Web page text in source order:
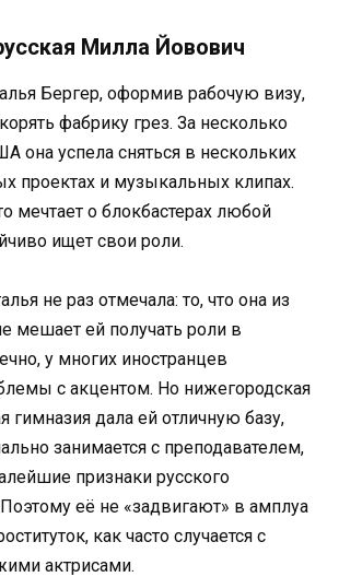
Милла Йовович
Бергер, оформив рабочую визу,
фабрику грез. За несколько
она успела сняться в нескольких
проектах и музыкальных клипах.
мечтает о блокбастерах любой
ищет свои роли.
не раз отмечала: то, что она из
мешает ей получать роли в
у многих иностранцев
с акцентом. Но нижегородская
гимназия дала ей отличную базу,
занимается с преподавателем,
признаки русского
её не «задвигают» в амплуа
как часто случается с
актрисами.